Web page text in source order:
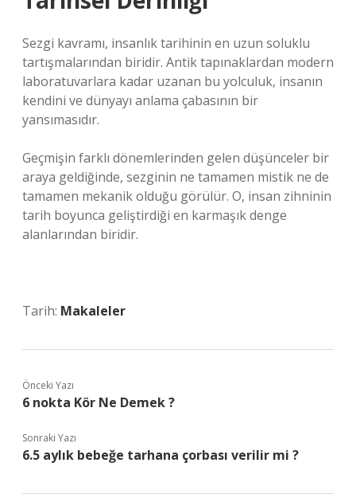
Sezgi kavramı, insanlık tarihinin en uzun soluklu
tartışmalarından biridir. Antik tapınaklardan modern
laboratuvarlara kadar uzanan bu yolculuk, insanın
kendini ve dünyayı anlama çabasının bir
yansımasıdır.
Geçmişin farklı dönemlerinden gelen düşünceler bir
araya geldiğinde, sezginin ne tamamen mistik ne de
tamamen mekanik olduğu görülür. O, insan zihninin
tarih boyunca geliştirdiği en karmaşık denge
alanlarından biridir.
Tarih: Makaleler
Önceki Yazı
6 nokta Kör Ne Demek ?
Sonraki Yazı
6.5 aylık bebeğe tarhana çorbası verilir mi ?